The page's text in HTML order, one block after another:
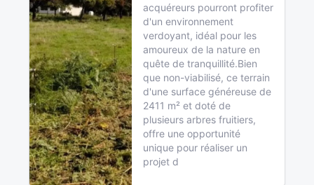
acquéreurs pourront profiter
d'un environnement
verdoyant, idéal pour les
amoureux de la nature en
quête de tranquillité.Bien
que non-viabilisé, ce terrain
d'une surface généreuse de
2411 m² et doté de
plusieurs arbres fruitiers,
offre une opportunité
unique pour réaliser un
projet d